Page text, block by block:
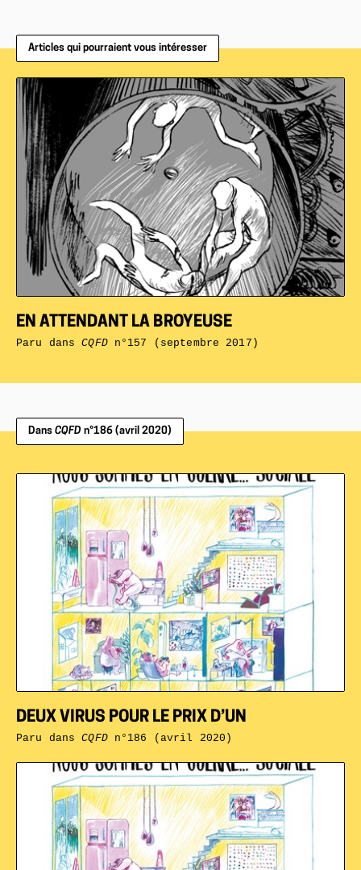
Articles qui pourraient vous intéresser
EN ATTENDANT LA BROYEUSE
Paru dansCQFDn°157 (septembre 2017)
Dans CQFD n°186 (avril 2020)
DEUX VIRUS POUR LE PRIX D’UN
Paru dansCQFDn°186 (avril 2020)